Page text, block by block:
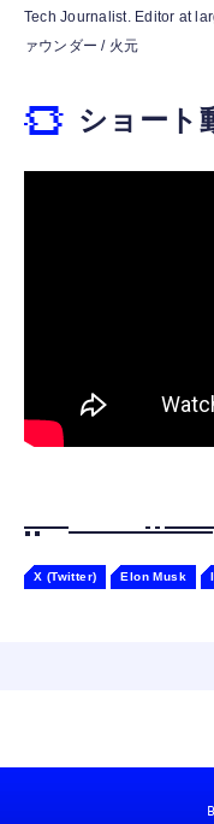
【HIFI
￥999
霊界
ジング
Tech Journalist. Editor at
ァウンダー / 火元
ショート
X (Twitter) Elon Musk